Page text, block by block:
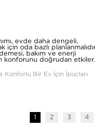
evde daha dengeli,
oda bazlı
bakım ve enerji
konforunu doğrudan etkiler.
Konforlu Bir Ev İçin İpuçları
1 2 3 4